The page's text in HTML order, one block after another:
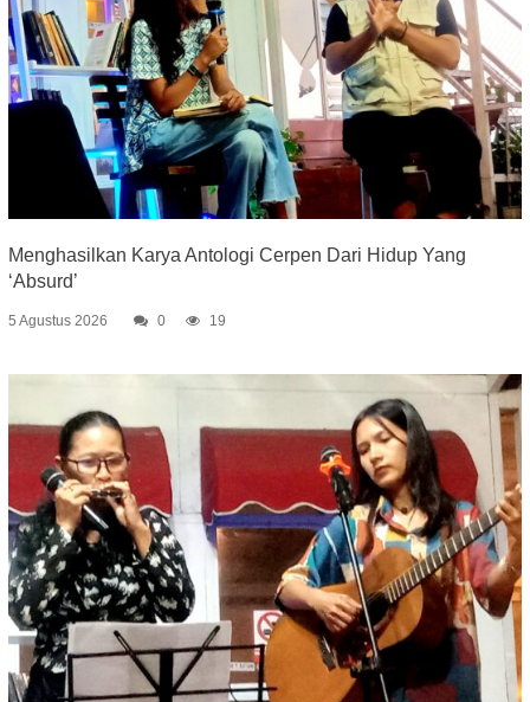
Menghasilkan Karya Antologi Cerpen Dari Hidup Yang
‘Absurd’
5 Agustus 2026 0 19